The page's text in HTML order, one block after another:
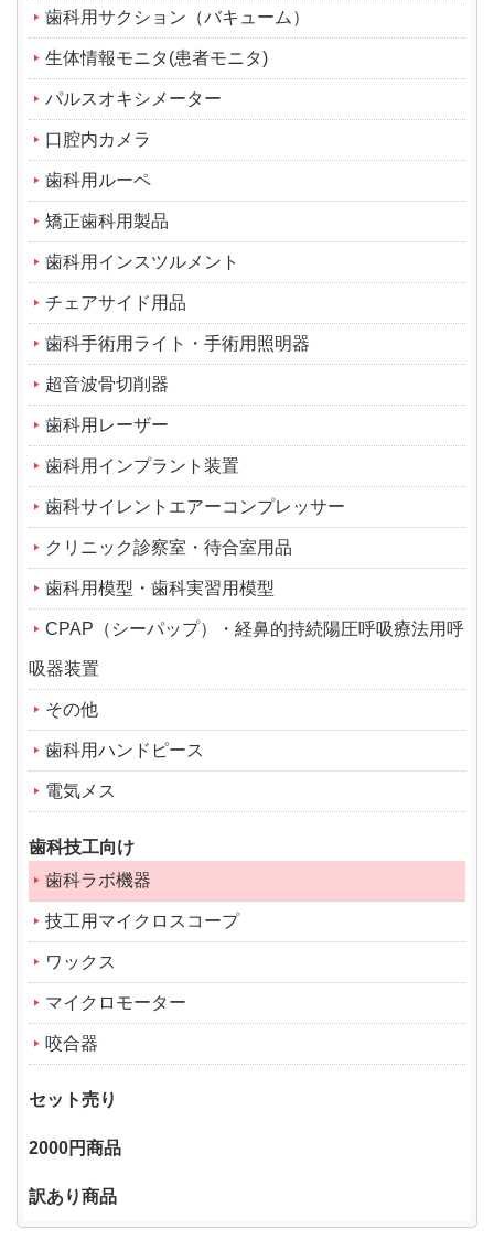
歯科用サクション（バキューム）
生体情報モニタ(患者モニタ)
パルスオキシメーター
口腔内カメラ
歯科用ルーペ
矯正歯科用製品
歯科用インスツルメント
チェアサイド用品
歯科手術用ライト・手術用照明器
超音波骨切削器
歯科用レーザー
歯科用インプラント装置
歯科サイレントエアーコンプレッサー
クリニック診察室・待合室用品
歯科用模型・歯科実習用模型
CPAP（シーパップ）・経鼻的持続陽圧呼吸療法用呼
吸器装置
その他
歯科用ハンドピース
電気メス
歯科技工向け
歯科ラボ機器
技工用マイクロスコープ
ワックス
マイクロモーター
咬合器
セット売り
2000円商品
訳あり商品